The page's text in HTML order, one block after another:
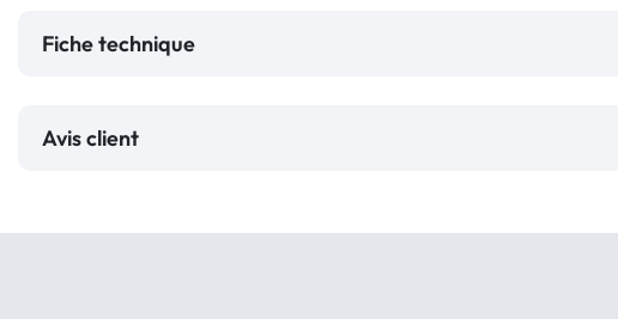
Fiche technique
Avis client